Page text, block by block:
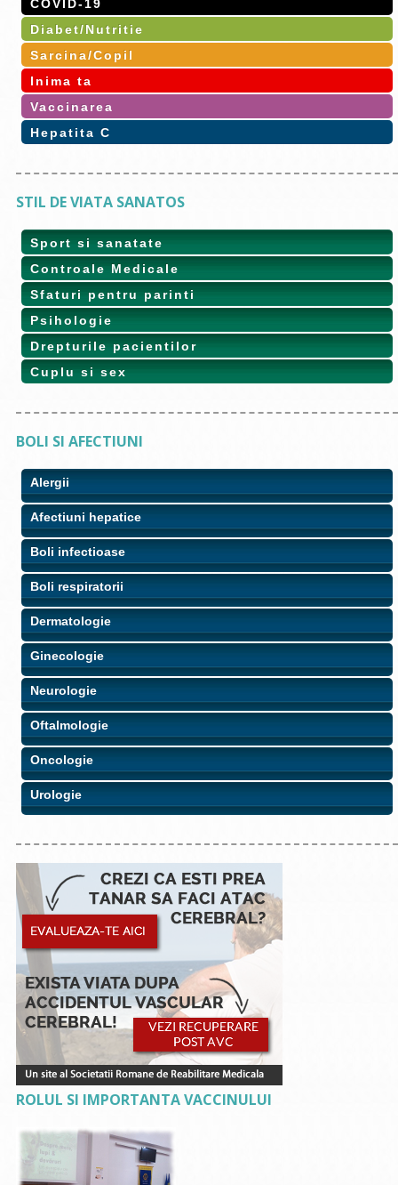
COVID-19
Diabet/Nutritie
Sarcina/Copil
Inima ta
Vaccinarea
Hepatita C
STIL DE VIATA SANATOS
Sport si sanatate
Controale Medicale
Sfaturi pentru parinti
Psihologie
Drepturile pacientilor
Cuplu si sex
BOLI SI AFECTIUNI
Alergii
Afectiuni hepatice
Boli infectioase
Boli respiratorii
Dermatologie
Ginecologie
Neurologie
Oftalmologie
Oncologie
Urologie
ROLUL SI IMPORTANTA VACCINULUI